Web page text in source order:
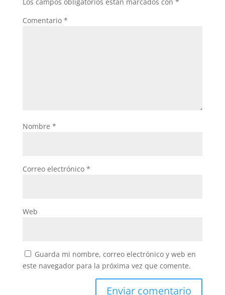
k
Comentario *
Nombre *
Correo electrónico *
Web
Guarda mi nombre, correo electrónico y web en
este navegador para la próxima vez que comente.